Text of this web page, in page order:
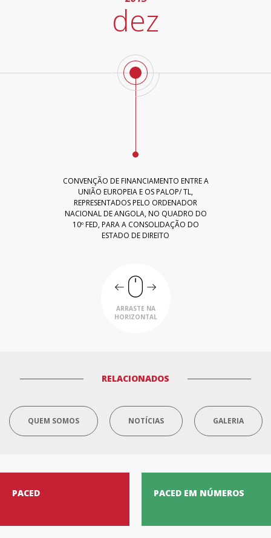
dez
CONVENÇÃO DE FINANCIAMENTO ENTRE A
UNIÃO EUROPEIA E OS PALOP/ TL,
REPRESENTADOS PELO ORDENADOR
NACIONAL DE ANGOLA, NO QUADRO DO
10º FED, PARA A CONSOLIDAÇÃO DO
ESTADO DE DIREITO
ARRASTE NA
HORIZONTAL
RELACIONADOS
QUEM SOMOS NOTÍCIAS GALERIA
PACED PACED EM NÚMEROS